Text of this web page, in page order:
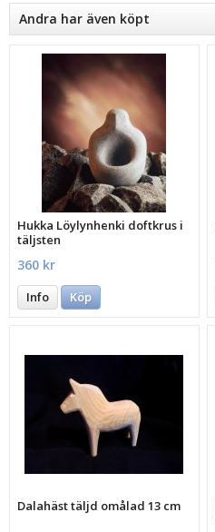
Andra har även köpt
Hukka Löylynhenki doftkrus i
täljsten
360 kr
Info Köp
Dalahäst täljd omålad 13 cm